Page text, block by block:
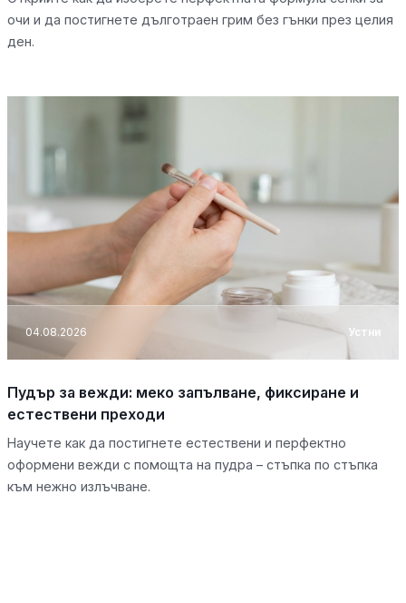
очи и да постигнете дълготраен грим без гънки през целия
ден.
04.08.2026 Устни
Пудър за вежди: меко запълване, фиксиране и
естествени преходи
Научете как да постигнете естествени и перфектно
оформени вежди с помощта на пудра – стъпка по стъпка
към нежно излъчване.